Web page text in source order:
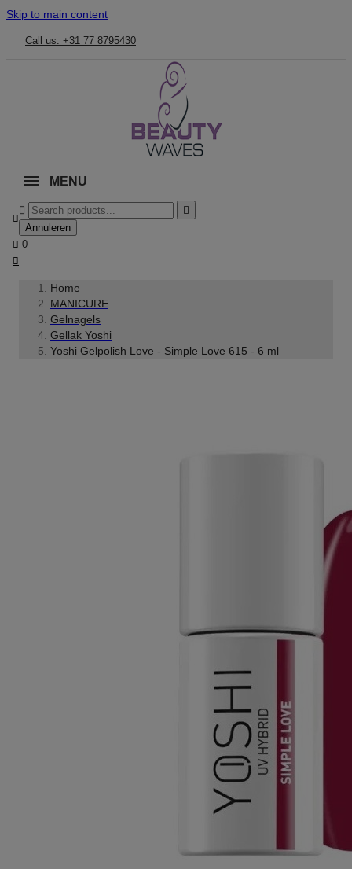
Skip to main content
Call us: +31 77 8795430
MENU



Annuleren
 0

Home
MANICURE
Gelnagels
Gellak Yoshi
Yoshi Gelpolish Love - Simple Love 615 - 6 ml